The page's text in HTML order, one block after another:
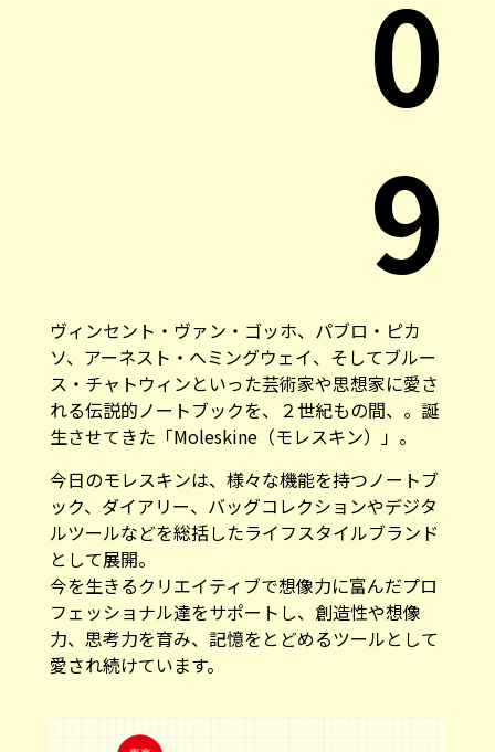
0
9
ヴィンセント・ヴァン・ゴッホ、パブロ・ピカ
ソ、アーネスト・ヘミングウェイ、そしてブルー
ス・チャトウィンといった芸術家や思想家に愛さ
れる伝説的ノートブックを、２世紀もの間、。誕
生させてきた「Moleskine（モレスキン）」。
今日のモレスキンは、様々な機能を持つノートブ
ック、ダイアリー、バッグコレクションやデジタ
ルツールなどを総括したライフスタイルブランド
として展開。
今を生きるクリエイティブで想像力に富んだプロ
フェッショナル達をサポートし、創造性や想像
力、思考力を育み、記憶をとどめるツールとして
愛され続けています。